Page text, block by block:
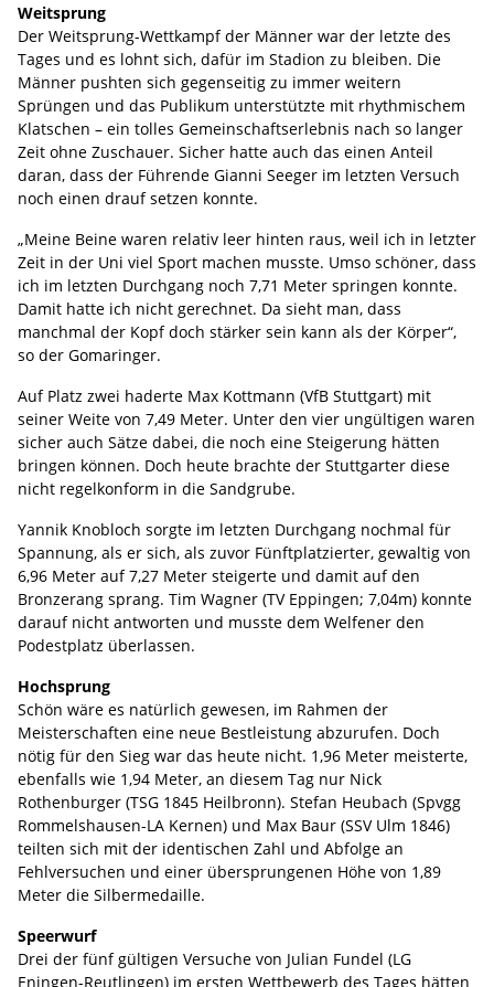
Weitsprung
Der Weitsprung-Wettkampf der Männer war der letzte des
Tages und es lohnt sich, dafür im Stadion zu bleiben. Die
Männer pushten sich gegenseitig zu immer weitern
Sprüngen und das Publikum unterstützte mit rhythmischem
Klatschen – ein tolles Gemeinschaftserlebnis nach so langer
Zeit ohne Zuschauer. Sicher hatte auch das einen Anteil
daran, dass der Führende Gianni Seeger im letzten Versuch
noch einen drauf setzen konnte.
„Meine Beine waren relativ leer hinten raus, weil ich in letzter
Zeit in der Uni viel Sport machen musste. Umso schöner, dass
ich im letzten Durchgang noch 7,71 Meter springen konnte.
Damit hatte ich nicht gerechnet. Da sieht man, dass
manchmal der Kopf doch stärker sein kann als der Körper“,
so der Gomaringer.
Auf Platz zwei haderte Max Kottmann (VfB Stuttgart) mit
seiner Weite von 7,49 Meter. Unter den vier ungültigen waren
sicher auch Sätze dabei, die noch eine Steigerung hätten
bringen können. Doch heute brachte der Stuttgarter diese
nicht regelkonform in die Sandgrube.
Yannik Knobloch sorgte im letzten Durchgang nochmal für
Spannung, als er sich, als zuvor Fünftplatzierter, gewaltig von
6,96 Meter auf 7,27 Meter steigerte und damit auf den
Bronzerang sprang. Tim Wagner (TV Eppingen; 7,04m) konnte
darauf nicht antworten und musste dem Welfener den
Podestplatz überlassen.
Hochsprung
Schön wäre es natürlich gewesen, im Rahmen der
Meisterschaften eine neue Bestleistung abzurufen. Doch
nötig für den Sieg war das heute nicht. 1,96 Meter meisterte,
ebenfalls wie 1,94 Meter, an diesem Tag nur Nick
Rothenburger (TSG 1845 Heilbronn). Stefan Heubach (Spvgg
Rommelshausen-LA Kernen) und Max Baur (SSV Ulm 1846)
teilten sich mit der identischen Zahl und Abfolge an
Fehlversuchen und einer übersprungenen Höhe von 1,89
Meter die Silbermedaille.
Speerwurf
Drei der fünf gültigen Versuche von Julian Fundel (LG
Eningen-Reutlingen) im ersten Wettbewerb des Tages hätten